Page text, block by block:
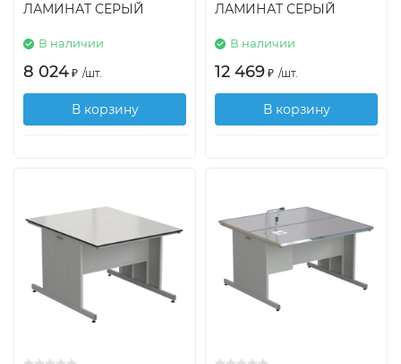
ЛАМИНАТ СЕРЫЙ
В наличии
8 024 ₽ /шт.
В корзину
ЛАМИНАТ СЕРЫЙ
В наличии
12 469 ₽ /шт.
В корзину